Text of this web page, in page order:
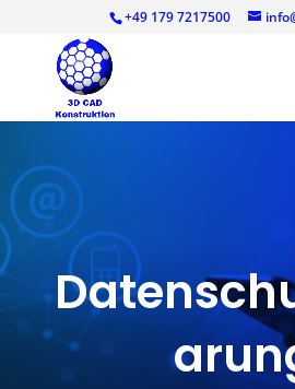
+49 179 7217500